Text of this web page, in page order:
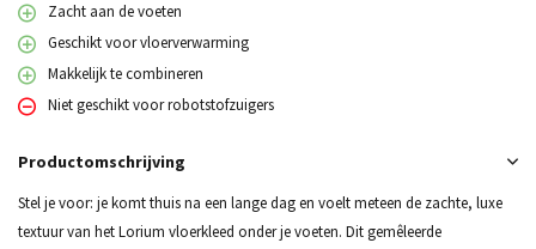
Zacht aan de voeten
Geschikt voor vloerverwarming
Makkelijk te combineren
Niet geschikt voor robotstofzuigers
Productomschrijving
Stel je voor: je komt thuis na een lange dag en voelt meteen de zachte, luxe
textuur van het Lorium vloerkleed onder je voeten. Dit gemêleerde